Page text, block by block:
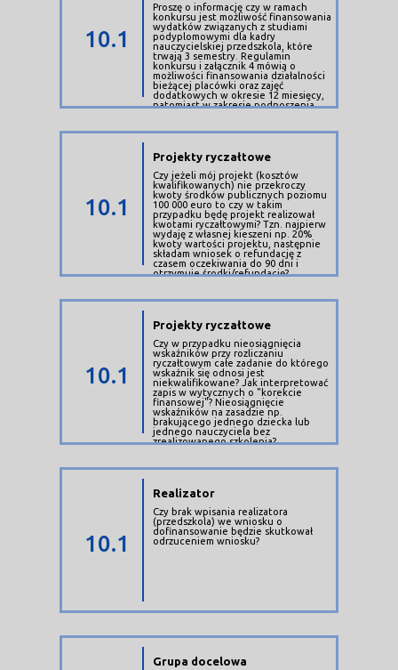
10.1
Proszę o informację czy w ramach
konkursu jest możliwość finansowania
wydatków związanych z studiami
podyplomowymi dla kadry
nauczycielskiej przedszkola, które
trwają 3 semestry. Regulamin
konkursu i załącznik 4 mówią o
możliwości finansowania działalności
bieżącej placówki oraz zajęć
dodatkowych w okresie 12 miesięcy,
natomiast w zakresie podnoszenia
związku z tym jeśli np. projekt rusza 1
dodatkowe zajęcia od 1 września 2019
do 31 sierpnia 2020 (12 miesięcy) ale
studia podyplomowe od 1 września
2019 do 30 stycznia 2021 (3 semestry)
to w ramach maksymalnego czasu
trwania projektu (24 miesiące) można
takie działanie zaplanować? Jeśli tak
to wiązałoby się to z faktem, że
wydatki kończą się 31 sierpnia 2020 a
studia trwają jeszcze 5 miesięcy - we
wnioskach o płatność nie byłoby w
tym okresie żadnych wydatków i
praktycznie niewiele opisu
certyfikatów we wniosku i
związanych.
10.1
Projekty ryczałtowe
Czy jeżeli mój projekt (kosztów
kwalifikowanych) nie przekroczy
kwoty środków publicznych poziomu
100 000 euro to czy w takim
przypadku będę projekt realizował
kwotami ryczałtowymi? Tzn. najpierw
wydaję z własnej kieszeni np. 20%
kwoty wartości projektu, następnie
składam wniosek o refundację z
czasem oczekiwania do 90 dni i
otrzymuje środki/refundację?
10.1
Projekty ryczałtowe
Czy w przypadku nieosiągnięcia
wskaźników przy rozliczaniu
ryczałtowym całe zadanie do którego
wskaźnik się odnosi jest
niekwalifikowane? Jak interpretować
zapis w wytycznych o "korekcie
finansowej"? Nieosiągnięcie
wskaźników na zasadzie np.
brakującego jednego dziecka lub
jednego nauczyciela bez
zrealizowanego szkolenia?
10.1
Realizator
Czy brak wpisania realizatora
(przedszkola) we wniosku o
dofinansowanie będzie skutkował
odrzuceniem wniosku?
Grupa docelowa